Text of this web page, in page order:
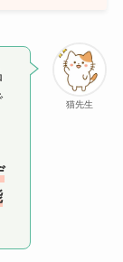
猫先生